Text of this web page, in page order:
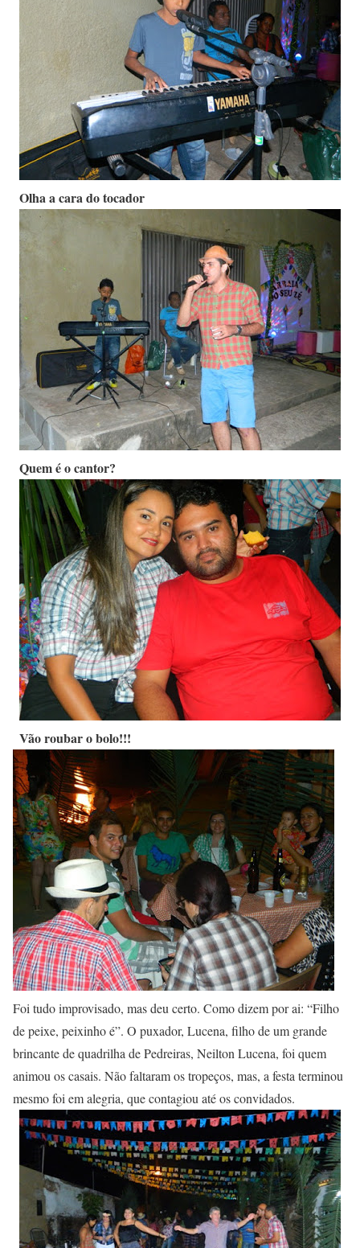
Olha a cara do tocador
Quem é o cantor?
Vão roubar o bolo!!!
Foi tudo improvisado, mas deu certo. Como dizem por ai: “Filho
de peixe, peixinho é”. O puxador, Lucena, filho de um grande
brincante de quadrilha de Pedreiras, Neilton Lucena, foi quem
animou os casais. Não faltaram os tropeços, mas, a festa terminou
mesmo foi em alegria, que contagiou até os convidados.